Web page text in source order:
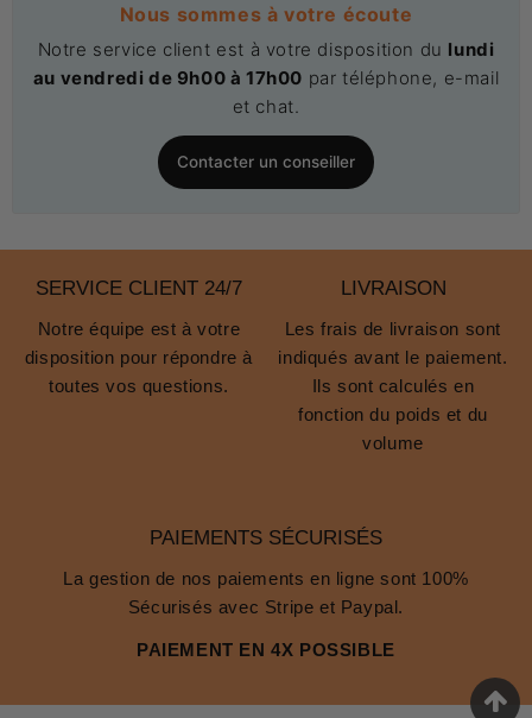
Nous sommes à votre écoute
Notre service client est à votre disposition du lundi
au vendredi de 9h00 à 17h00 par téléphone, e-mail
et chat.
Contacter un conseiller
SERVICE CLIENT 24/7
Notre équipe est à votre
disposition pour répondre à
toutes vos questions.
LIVRAISON
Les frais de livraison sont
indiqués avant le paiement.
Ils sont calculés en
fonction du poids et du
volume
PAIEMENTS SÉCURISÉS
La gestion de nos paiements en ligne sont 100%
Sécurisés avec Stripe et Paypal.
PAIEMENT EN 4X POSSIBLE